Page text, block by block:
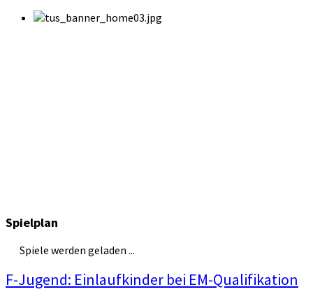
Spielplan
Spiele werden geladen ...
F-Jugend: Einlaufkinder bei EM-Qualifikation